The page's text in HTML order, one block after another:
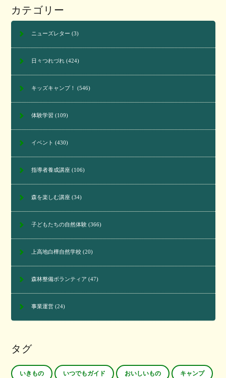
カテゴリー
ニューズレター (3)
日々つれづれ(424)
キッズキャンプ！ (546)
体験学習 (109)
イベント (430)
指導者養成講座(106)
森を楽しむ講座(34)
子どもたちの自然体験(366)
上高地白樺自然学校(20)
森林整備ボランティア (47)
事業運営(24)
タグ
いきもの いつでもガイド おいしいもの キャンプ